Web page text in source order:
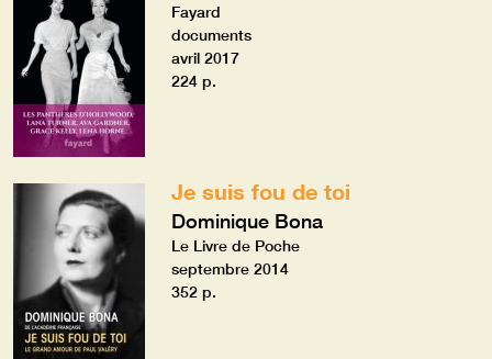
Fayard
documents
avril 2017
224 p.
Je suis fou de toi
Dominique Bona
Le Livre de Poche
septembre 2014
352 p.